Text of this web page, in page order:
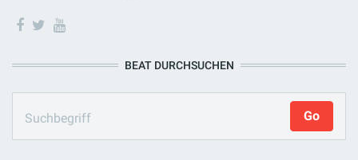
BEAT DURCHSUCHEN